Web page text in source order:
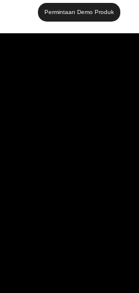
Permintaan Demo Produk